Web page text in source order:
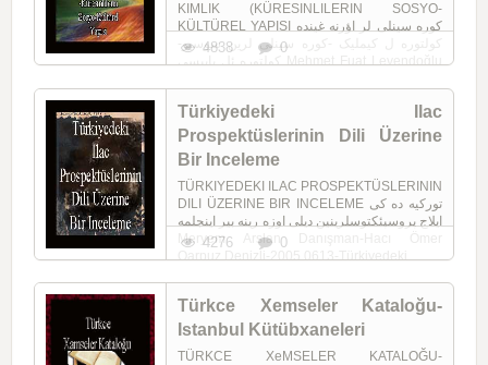
KIMLIK (KÜRESINLILERIN SOSYO-
KÜLTÜREL YAPISI کوره سینلی لر اؤرنه غینده
کولتوره ل کیملیک -کوره سینلی لرین سوسیو-
کولتوره ئل یاپیسی Mehmet Fuat Levendoğlu
4838 0
Türkiyedeki Ilac
Prospektüslerinin Dili Üzerine
Bir Inceleme
TÜRKIYEDEKI ILAC PROSPEKTÜSLERININ
DILI ÜZERINE BIR INCELEME تورکیه ده کی
ایلاج پروسپئکتوسلرینین دیلی اوزه رینه بیر اینجلمه
Meryem Arslan Danışman-Hacı Ömer
Qarpuz Denizli-2005 0613-Türkiyedeki ...
4276 0
Türkce Xemseler Kataloğu-
Istanbul Kütübxaneleri
TÜRKCE XeMSELER KATALOĞU-